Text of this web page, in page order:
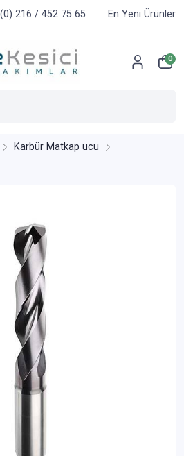
216 / 452 75 65 En Yeni Ürünler
0
Karbür Matkap ucu